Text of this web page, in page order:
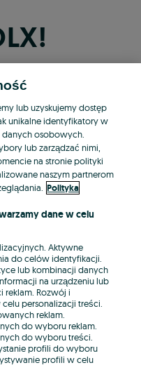
Facebooka
konto Apple
konto Google
lub uzyskujemy dostęp
unikalne identyfikatory w
osobowych.
lub zarządzać nimi,
na stronie polityki
naszym partnerom
Polityka
dane w celu
Aktywne
do celów identyfikacji.
lub kombinacji danych
na urządzeniu lub
reklam. Rozwój i
personalizacji treści.
reklam.
do wyboru reklam.
do wyboru treści.
profili do wyboru
profili w celu